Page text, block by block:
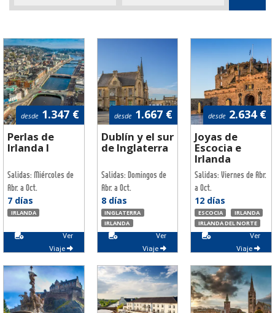
desde1.347 €
Perlas de
Irlanda I
Salidas: Miércoles de
Abr. a Oct.
7 días
IRLANDA
Ver
Viaje
desde 1.667 €
Dublín y el sur
de Inglaterra
Salidas: Domingos de
Abr. a Oct.
8 días
INGLATERRA
IRLANDA
Ver
Viaje
desde2.634 €
Joyas de
Escocia e
Irlanda
Salidas: Viernes de Abr.
a Oct.
12 días
ESCOCIA
IRLANDA
IRLANDA DEL NORTE
Ver
Viaje